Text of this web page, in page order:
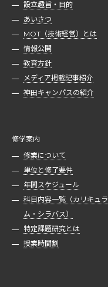
設立趣旨・目的
あいさつ
MOT（技術経営）とは
情報公開
教育方針
メディア掲載記事紹介
神田キャンパスの紹介
修学案内
修業について
単位と修了要件
年間スケジュール
科目内容一覧（カリキュラ
ム・シラバス）
特定課題研究とは
授業時間割